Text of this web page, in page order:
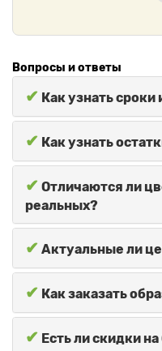
Вопросы и ответы
✔ Как узнать сроки
✔ Как узнать
✔ Отличаются ли
реальных?
✔ Актуальные ли
✔ Как заказать
✔ Есть ли скидки